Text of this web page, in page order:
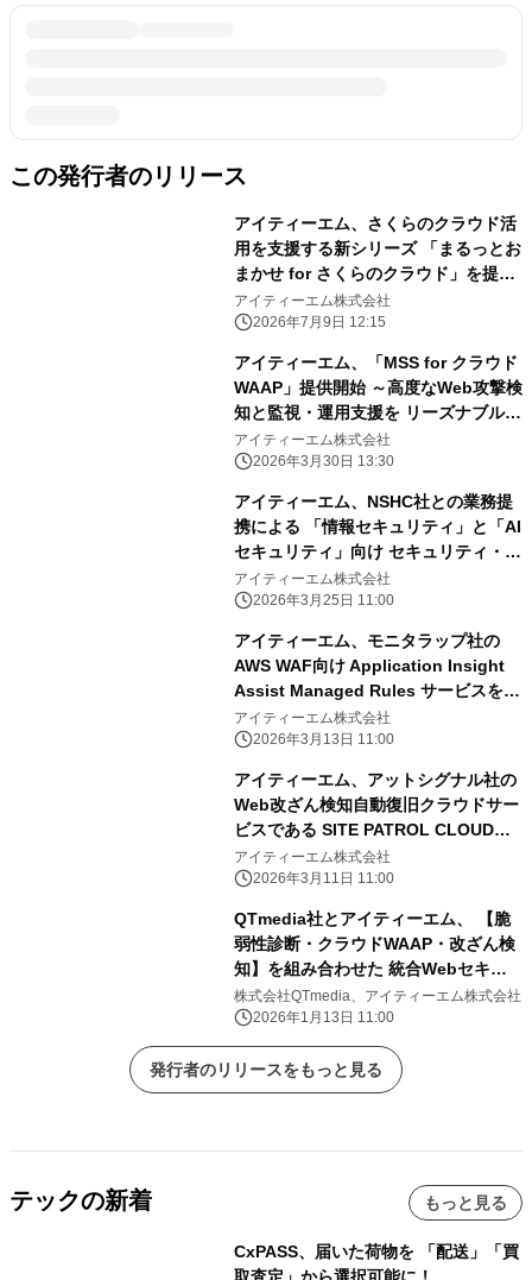
この発行者のリリース
アイティーエム、さくらのクラウド活
用を支援する新シリーズ 「まるっとお
まかせ for さくらのクラウド」を提供
開始
アイティーエム株式会社
2026年7月9日 12:15
アイティーエム、「MSS for クラウド
WAAP」提供開始 ～高度なWeb攻撃検
知と監視・運用支援を リーズナブルな
価格で提供～
アイティーエム株式会社
2026年3月30日 13:30
アイティーエム、NSHC社との業務提
携による 「情報セキュリティ」と「AI
セキュリティ」向け セキュリティ・ト
レーニング・サービスを提供開始
アイティーエム株式会社
2026年3月25日 11:00
アイティーエム、モニタラップ社の
AWS WAF向け Application Insight
Assist Managed Rules サービスを提
供開始
アイティーエム株式会社
2026年3月13日 11:00
アイティーエム、アットシグナル社の
Web改ざん検知自動復旧クラウドサー
ビスである SITE PATROL CLOUDを
提供開始
アイティーエム株式会社
2026年3月11日 11:00
QTmedia社とアイティーエム、 【脆
弱性診断・クラウドWAAP・改ざん検
知】を組み合わせた 統合Webセキュ
リティソリューションを提供開始
株式会社QTmedia、アイティーエム株式会社
2026年1月13日 11:00
発行者のリリースをもっと見る
テックの新着 もっと見る
CxPASS、届いた荷物を 「配送」「買
取査定」から選択可能に！